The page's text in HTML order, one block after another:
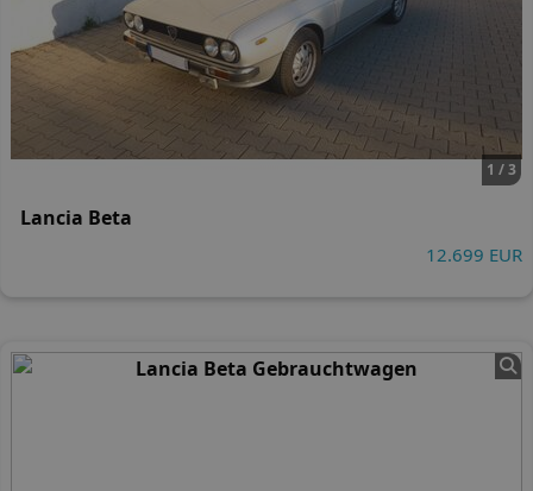
1 / 3
Lancia Beta
12.699 EUR